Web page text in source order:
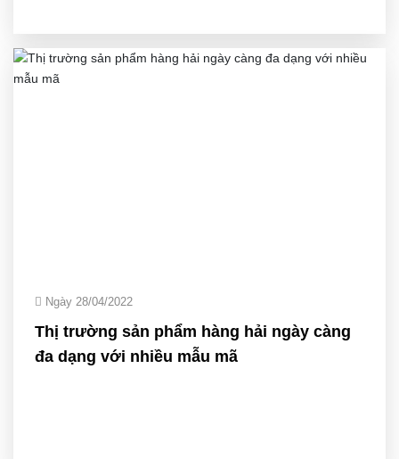
Ngày 28/04/2022
Thị trường sản phẩm hàng hải ngày càng
đa dạng với nhiều mẫu mã